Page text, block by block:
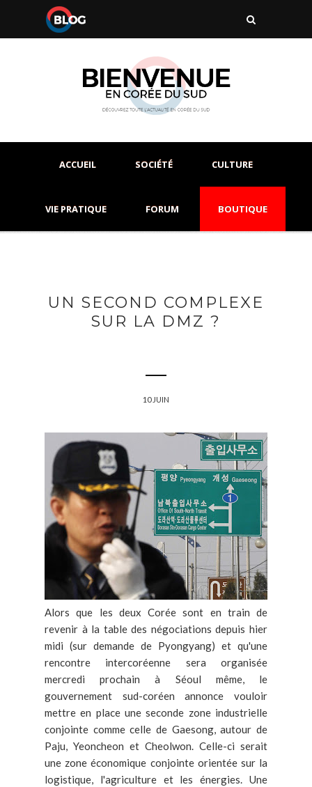
ACCUEIL SOCIÉTÉ CULTURE
VIE PRATIQUE FORUM BOUTIQUE
UN SECOND COMPLEXE
SUR LA DMZ ?
10 JUIN
Alors que les deux Corée sont en train de
revenir à la table des négociations depuis hier
midi (sur demande de Pyongyang) et qu'une
rencontre intercoréenne sera organisée
mercredi prochain à Séoul même, le
gouvernement sud-coréen annonce vouloir
mettre en place une seconde zone industrielle
conjointe comme celle de Gaesong, autour de
Paju, Yeoncheon et Cheolwon. Celle-ci serait
une zone économique conjointe orientée sur la
logistique, l'agriculture et les énergies. Une